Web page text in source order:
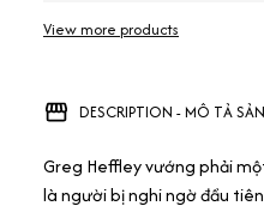
View more products
DESCRIPTION - MÔ TẢ
Greg Heffley vướng phải
là người bị nghi ngờ đầu